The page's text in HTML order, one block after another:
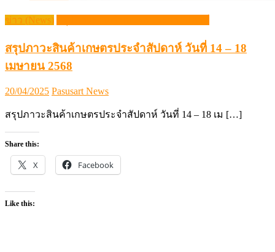
ข่าว (News)
สรุปภาวะสินค้าเกษตรประจำสัปดาห์ วันที่ 14 – 18
เมษายน 2568
Posted
20/04/2025 Author
Pasusart News
สรุปภาวะสินค้าเกษตรประจำสัปดาห์ วันที่ 14 – 18 เม […]
Share this:
X Facebook
Like this: